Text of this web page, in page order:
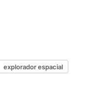
explorador espacial